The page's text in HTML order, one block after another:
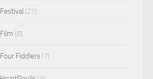
Festival (27)
Film (8)
Four Fiddlers (7)